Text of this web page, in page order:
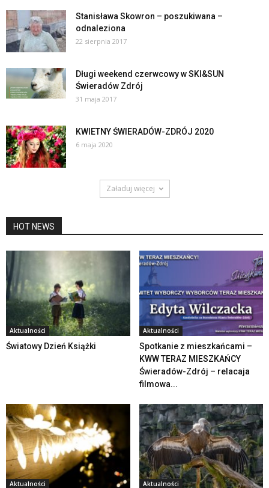
Stanisława Skowron – poszukiwana –
odnaleziona
22 sierpnia 2017
Długi weekend czerwcowy w SKI&SUN
Świeradów Zdrój
31 maja 2017
KWIETNY ŚWIERADÓW-ZDRÓJ 2020
6 maja 2020
Załaduj więcej
HOT NEWS
Aktualności
Światowy Dzień Książki
Aktualności
Spotkanie z mieszkańcami –
KWW TERAZ MIESZKAŃCY
Świeradów-Zdrój – relacaja
filmowa...
Aktualności Aktualności